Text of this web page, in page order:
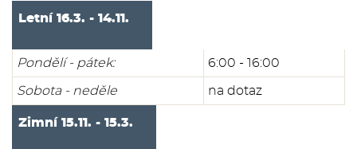
Letní 16.3. - 14.11.
Pondělí - pátek: 6:00 - 16:00
Sobota - neděle na dotaz
Zimní 15.11. - 15.3.